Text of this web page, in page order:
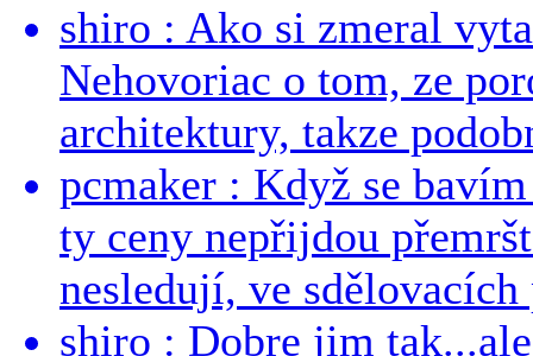
shiro : Ako si zmeral
Nehovoriac o tom, ze
architektury, takze
pcmaker : Když se
ty ceny nepřijdou
nesledují, ve sdělovacích
shiro : Dobre jim